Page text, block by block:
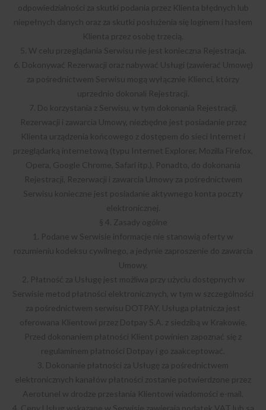
odpowiedzialności za skutki podania przez Klienta błędnych lub
niepełnych danych oraz za skutki posłużenia się loginem i hasłem
Klienta przez osobę trzecią.
5. W celu przeglądania Serwisu nie jest konieczna Rejestracja.
6. Dokonywać Rezerwacji oraz nabywać Usługi (zawierać Umowę)
za pośrednictwem Serwisu mogą wyłącznie Klienci, którzy
uprzednio dokonali Rejestracji.
7. Do korzystania z Serwisu, w tym dokonania Rejestracji,
Rezerwacji i zawarcia Umowy, niezbędne jest posiadanie przez
Klienta urządzenia końcowego z dostępem do sieci Internet i
przeglądarką internetową (typu Internet Explorer, Mozilla Firefox,
Opera, Google Chrome, Safari itp.). Ponadto, do dokonania
Rejestracji, Rezerwacji i zawarcia Umowy za pośrednictwem
Serwisu konieczne jest posiadanie aktywnego konta poczty
elektronicznej.
§ 4. Zasady ogólne
1. Podane w Serwisie informacje nie stanowią oferty w
rozumieniu kodeksu cywilnego, a jedynie zaproszenie do zawarcia
Umowy.
2. Płatność za Usługę jest możliwa przy użyciu dostępnych w
Serwisie metod płatności elektronicznych, w tym w szczególności
za pośrednictwem serwisu DOTPAY. Usługa płatnicza jest
oferowana Klientowi przez Dotpay S.A. z siedzibą w Krakowie.
Przed dokonaniem płatności Klient powinien zapoznać się z
regulaminem płatności Dotpay i go zaakceptować.
3. Dokonanie płatności za Usługę za pośrednictwem
elektronicznych kanałów płatności zostanie potwierdzone przez
Aerotunel w drodze przesłania Klientowi wiadomości e-mail.
4. Ceny Usług wskazane w Serwisie zawierają podatek VAT lub są